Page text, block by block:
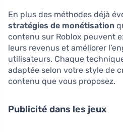
En plus des méthodes déjà
stratégies de monétisation
contenu sur Roblox peuvent
leurs revenus et améliorer
utilisateurs. Chaque
adaptée selon votre style de
contenu que vous proposez.
Publicité dans les jeux